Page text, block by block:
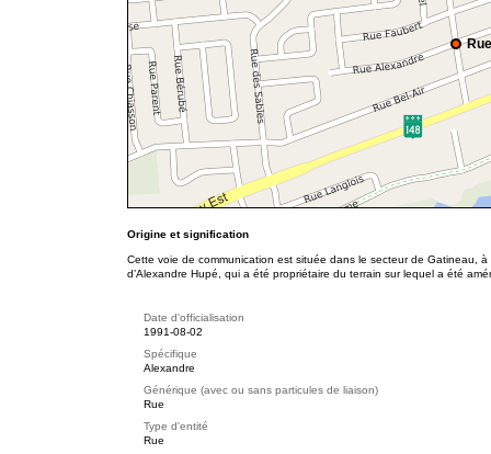
Origine et signification
Cette voie de communication est située dans le secteur de Gatineau,
d’Alexandre Hupé, qui a été propriétaire du terrain sur lequel a été
Date d'officialisation
1991-08-02
Spécifique
Alexandre
Générique (avec ou sans particules de liaison)
Rue
Type d'entité
Rue